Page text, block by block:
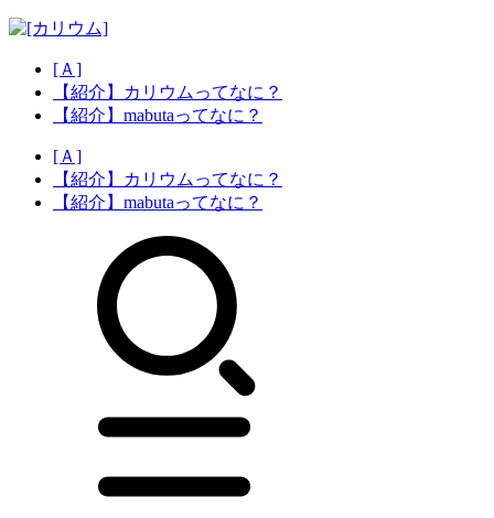
[Ａ]
【紹介】カリウムってなに？
【紹介】mabutaってなに？
[Ａ]
【紹介】カリウムってなに？
【紹介】mabutaってなに？